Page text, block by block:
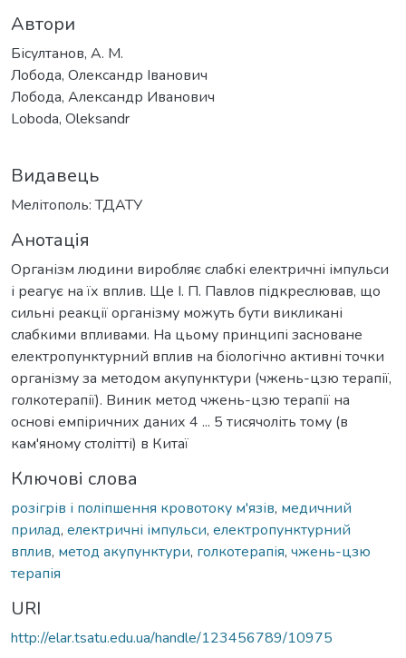
Автори
Бісултанов, А. М.
Лобода, Олександр Іванович
Лобода, Александр Иванович
Loboda, Oleksandr
Видавець
Мелітополь: ТДАТУ
Анотація
Організм людини виробляє слабкі електричні імпульси
і реагує на їх вплив. Ще І. П. Павлов підкреслював, що
сильні реакції організму можуть бути викликані
слабкими впливами. На цьому принципі засноване
електропунктурний вплив на біологічно активні точки
організму за методом акупунктури (чжень-цзю терапії,
голкотерапії). Виник метод чжень-цзю терапії на
основі емпіричних даних 4 ... 5 тисячоліть тому (в
кам'яному столітті) в Китаї
Ключові слова
розігрів і поліпшення кровотоку м'язів, медичний
прилад, електричні імпульси, електропунктурний
вплив, метод акупунктури, голкотерапія, чжень-цзю
терапія
URI
http://elar.tsatu.edu.ua/handle/123456789/10975